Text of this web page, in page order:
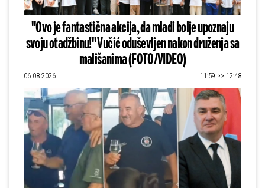
"Ovo je fantastična akcija, da mladi bolje upoznaju
svoju otadžbinu!" Vučić oduševljen nakon druženja sa
mališanima (FOTO/VIDEO)
06.08.2026 11:59 >> 12:48